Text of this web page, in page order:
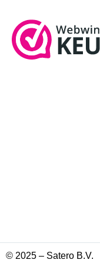
© 2025 – Satero B.V.